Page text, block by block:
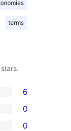
terms
6
0
0